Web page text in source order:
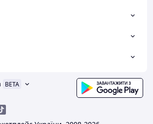
BETA